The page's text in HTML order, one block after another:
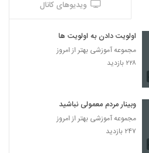
ویدیوهای کانال
اولویت دادن به اولویت ها
مجموعه آموزشی بهتر از امروز
۲۲۸ بازدید
وبینار مردم معمولی نباشید
مجموعه آموزشی بهتر از امروز
۲۴۷ بازدید